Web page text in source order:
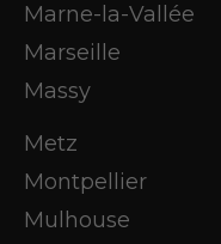
Marne-la-Vallée
Marseille
Massy
Metz
Montpellier
Mulhouse